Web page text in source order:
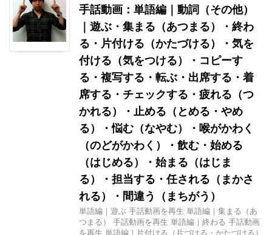
手話動画：単語編｜動詞（その他）
｜遊ぶ・集まる（あつまる）・終わ
る・片付ける（かたづける）・気を
付ける（気をつける）・コピーす
る・複写する・転ぶ・出席する・着
席する・チェックする・疲れる（つ
かれる）・止める（とめる・やめ
る）・悩む（なやむ）・喉がかわく
（のどがかわく）・飲む・始める
（はじめる）・始まる（はじま
る）・担当する・任される（まかさ
れる）・間違う（まちがう）
単語編｜遊ぶ 手話動画を再生 単語編｜集まる（あ
つまる） 手話動画を再生 単語編｜終わる 手話動画
を再生 単語編｜片付ける（片づける・かたづける）